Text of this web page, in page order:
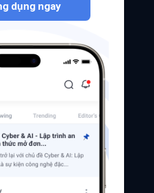
Tags
Machine Learning
dụng ngay